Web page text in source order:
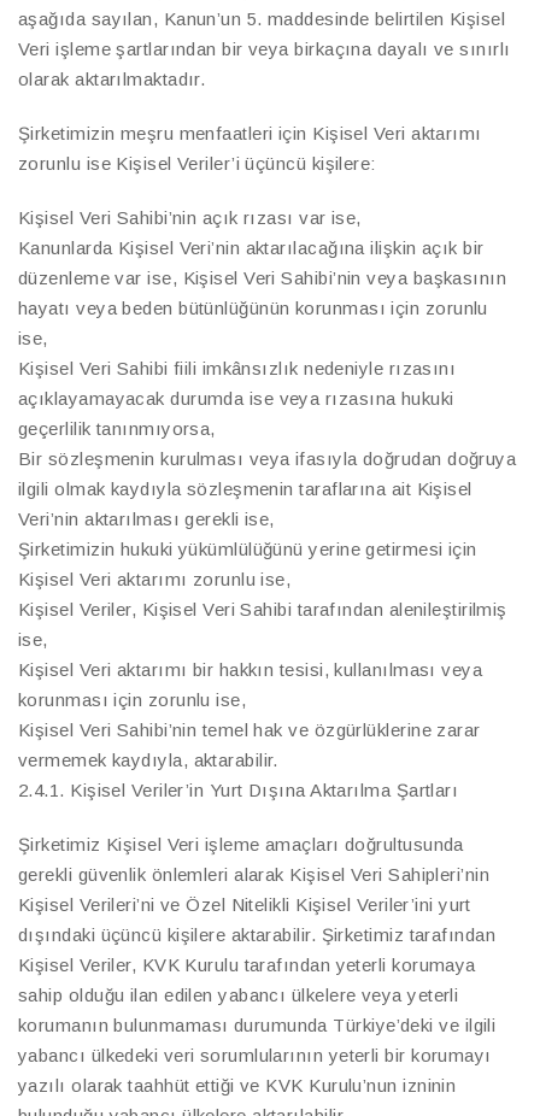
aşağıda sayılan, Kanun’un 5. maddesinde belirtilen Kişisel
Veri işleme şartlarından bir veya birkaçına dayalı ve sınırlı
olarak aktarılmaktadır.
Şirketimizin meşru menfaatleri için Kişisel Veri aktarımı
zorunlu ise Kişisel Veriler’i üçüncü kişilere:
Kişisel Veri Sahibi’nin açık rızası var ise,
Kanunlarda Kişisel Veri’nin aktarılacağına ilişkin açık bir
düzenleme var ise, Kişisel Veri Sahibi’nin veya başkasının
hayatı veya beden bütünlüğünün korunması için zorunlu
ise,
Kişisel Veri Sahibi fiili imkânsızlık nedeniyle rızasını
açıklayamayacak durumda ise veya rızasına hukuki
geçerlilik tanınmıyorsa,
Bir sözleşmenin kurulması veya ifasıyla doğrudan doğruya
ilgili olmak kaydıyla sözleşmenin taraflarına ait Kişisel
Veri’nin aktarılması gerekli ise,
Şirketimizin hukuki yükümlülüğünü yerine getirmesi için
Kişisel Veri aktarımı zorunlu ise,
Kişisel Veriler, Kişisel Veri Sahibi tarafından alenileştirilmiş
ise,
Kişisel Veri aktarımı bir hakkın tesisi, kullanılması veya
korunması için zorunlu ise,
Kişisel Veri Sahibi’nin temel hak ve özgürlüklerine zarar
vermemek kaydıyla, aktarabilir.
2.4.1. Kişisel Veriler’in Yurt Dışına Aktarılma Şartları
Şirketimiz Kişisel Veri işleme amaçları doğrultusunda
gerekli güvenlik önlemleri alarak Kişisel Veri Sahipleri’nin
Kişisel Verileri’ni ve Özel Nitelikli Kişisel Veriler’ini yurt
dışındaki üçüncü kişilere aktarabilir. Şirketimiz tarafından
Kişisel Veriler, KVK Kurulu tarafından yeterli korumaya
sahip olduğu ilan edilen yabancı ülkelere veya yeterli
korumanın bulunmaması durumunda Türkiye’deki ve ilgili
yabancı ülkedeki veri sorumlularının yeterli bir korumayı
yazılı olarak taahhüt ettiği ve KVK Kurulu’nun izninin